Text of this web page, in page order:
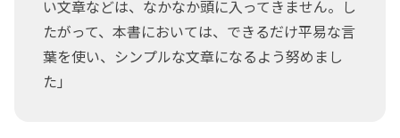
い文章などは、なかなか頭に入ってきません。し
たがって、本書においては、できるだけ平易な言
葉を使い、シンプルな文章になるよう努めまし
た」